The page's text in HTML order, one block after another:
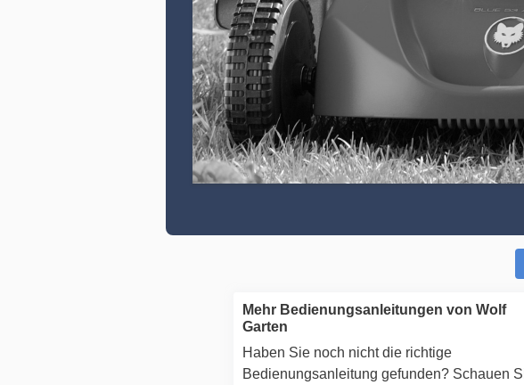
Mehr Bedienungsanleitungen von Wolf
Garten
Haben Sie noch nicht die richtige
Bedienungsanleitung gefunden? Schauen